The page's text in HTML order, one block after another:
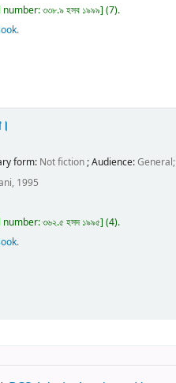
number:৩৩৮.৯ হসব ১৯৯৯ (7).
.
form: Not fiction; Audience:General;
1995
number:৩৬২.৫ হসদ ১৯৯৫ (4).
.